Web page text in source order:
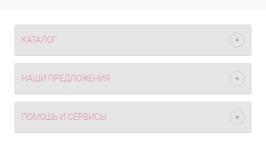
КАТАЛОГ
НАШИ ПРЕДЛОЖЕНИЯ
ПОМОЩЬ И СЕРВИСЫ